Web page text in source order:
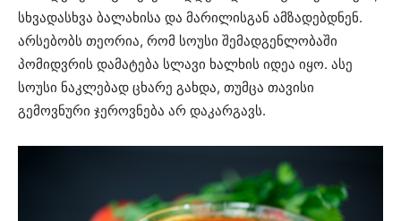
სხვადასხვა ბალახისა და მარილისგან ამზადებდნენ.
არსებობს თეორია, რომ სოუსი შემადგენლობაში
პომიდვრის დამატება სლავი ხალხის იდეა იყო. ასე
სოუსი ნაკლებად ცხარე გახდა, თუმცა თავისი
გემოვნური ჯეროვნება არ დაკარგავს.